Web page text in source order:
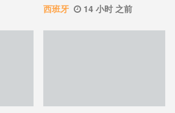
西班牙 14 小时 之前